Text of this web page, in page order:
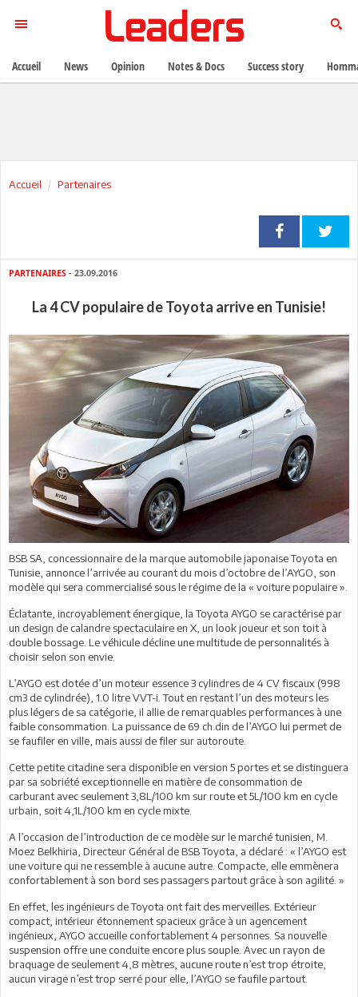
Accueil Partenaires
PARTENAIRES - 23.09.2016
La 4 CV populaire de Toyota arrive en Tunisie!
BSB SA, concessionnaire de la marque automobile japonaise Toyota en
Tunisie, annonce l’arrivée au courant du mois d’octobre de l’AYGO, son
modèle qui sera commercialisé sous le régime de la « voiture populaire ».
Éclatante, incroyablement énergique, la Toyota AYGO se caractérise par
un design de calandre spectaculaire en X, un look joueur et son toit à
double bossage. Le véhicule décline une multitude de personnalités à
choisir selon son envie.
L’AYGO est dotée d’un moteur essence 3 cylindres de 4 CV fiscaux (998
cm3 de cylindrée), 1.0 litre VVT-i. Tout en restant l’un des moteurs les
plus légers de sa catégorie, il allie de remarquables performances à une
faible consommation. La puissance de 69 ch.din de l’AYGO lui permet de
se faufiler en ville, mais aussi de filer sur autoroute.
Cette petite citadine sera disponible en version 5 portes et se distinguera
par sa sobriété exceptionnelle en matière de consommation de
carburant avec seulement 3,8L/100 km sur route et 5L/100 km en cycle
urbain, soit 4,1L/100 km en cycle mixte.
A l’occasion de l’introduction de ce modèle sur le marché tunisien, M.
Moez Belkhiria, Directeur Général de BSB Toyota, a déclaré : « l’AYGO est
une voiture qui ne ressemble à aucune autre. Compacte, elle emmènera
confortablement à son bord ses passagers partout grâce à son agilité. »
En effet, les ingénieurs de Toyota ont fait des merveilles. Extérieur
compact, intérieur étonnement spacieux grâce à un agencement
ingénieux, AYGO accueille confortablement 4 personnes. Sa nouvelle
suspension offre une conduite encore plus souple. Avec un rayon de
braquage de seulement 4,8 mètres, aucune route n’est trop étroite,
aucun virage n’est trop serré pour elle, l’AYGO se faufile partout.
Accueil News Opinion Notes & Docs Success story